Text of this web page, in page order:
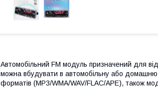
Автомобільний FM модуль призначений для
можна вбудувати в автомобільну або
форматів (MP3/WMA/WAV/FLAC/APE), також